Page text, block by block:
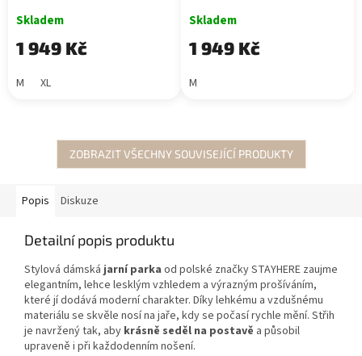
Skladem
1 949 Kč
M XL
Skladem
1 949 Kč
M
ZOBRAZIT VŠECHNY SOUVISEJÍCÍ PRODUKTY
Popis Diskuze
Detailní popis produktu
Stylová dámskájarní parka od polské značkySTAYHERE zaujme
elegantním, lehce lesklým vzhledem a výrazným prošíváním,
které jí dodává moderní charakter. Díky lehkému a vzdušnému
materiálu se skvěle nosí na jaře, kdy se počasí rychle mění. Střih
je navržený tak, aby krásně seděl na postavě a působil
upraveně i při každodenním nošení.